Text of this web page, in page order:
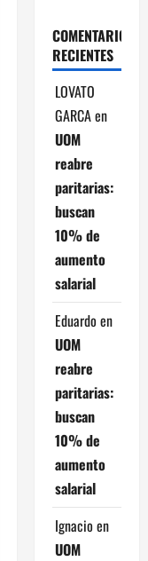
COMENTARIOS
RECIENTES
LOVATO
GARCAen
UOM
reabre
paritarias:
buscan
10% de
aumento
salarial
Eduardo en
UOM
reabre
paritarias:
buscan
10% de
aumento
salarial
Ignacio en
UOM